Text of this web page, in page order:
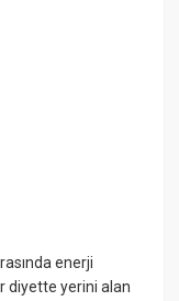
enerji
diyette yerini alan